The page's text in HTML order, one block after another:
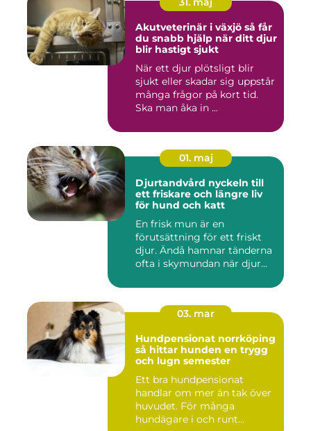
Akutveterinär i växjö så får
du snabb hjälp när ditt djur
blir hastigt sjukt
När ett djur plötsligt blir
sjukt eller skadar sig uppstår
många frågor på kort tid.
Ska man åka in ...
01. maj
Djurtandvård nyckeln till
ett friskare och längre liv
för hund och katt
En frisk mun är en
förutsättning för ett friskt
djur. Ändå hamnar tänderna
ofta i skymundan när djur...
03. mar
Hundpensionat norrköping
så hittar hunden en trygg
och lugn semester
Ett bra hundpensionat
handlar om mer än tak över
huvudet. För många
hundägare i och runt